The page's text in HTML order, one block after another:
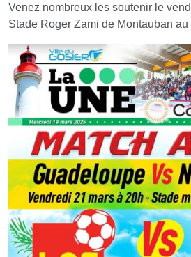
Venez nombreux les soutenir le
Stade Roger Zami de Montauban au